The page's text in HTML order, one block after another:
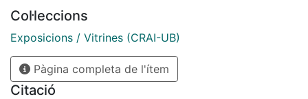
Esperem poder tornar ben aviat a oferir cita prèvia per
consultar el fons i estudiar.
Disculpeu si us plau les molèsties!
Col·leccions
Exposicions / Vitrines (CRAI-UB)
Pàgina completa de l'ítem
Citació